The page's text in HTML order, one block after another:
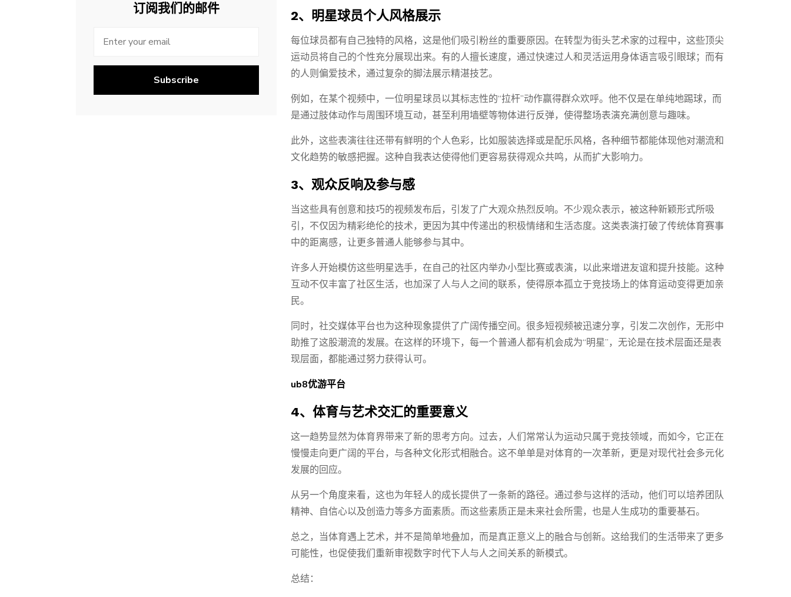
订阅我们的邮件
Subscribe
2、明星球员个人风格展示
每位球员都有自己独特的风格，这是他们吸引粉丝的重要原因。在转型为街头艺术家的过程中，这些顶尖
运动员将自己的个性充分展现出来。有的人擅长速度，通过快速过人和灵活运用身体语言吸引眼球；而有
的人则偏爱技术，通过复杂的脚法展示精湛技艺。
例如，在某个视频中，一位明星球员以其标志性的“拉杆”动作赢得群众欢呼。他不仅是在单纯地踢球，而
是通过肢体动作与周围环境互动，甚至利用墙壁等物体进行反弹，使得整场表演充满创意与趣味。
此外，这些表演往往还带有鲜明的个人色彩，比如服装选择或是配乐风格，各种细节都能体现他对潮流和
文化趋势的敏感把握。这种自我表达使得他们更容易获得观众共鸣，从而扩大影响力。
3、观众反响及参与感
当这些具有创意和技巧的视频发布后，引发了广大观众热烈反响。不少观众表示，被这种新颖形式所吸
引，不仅因为精彩绝伦的技术，更因为其中传递出的积极情绪和生活态度。这类表演打破了传统体育赛事
中的距离感，让更多普通人能够参与其中。
许多人开始模仿这些明星选手，在自己的社区内举办小型比赛或表演，以此来增进友谊和提升技能。这种
互动不仅丰富了社区生活，也加深了人与人之间的联系，使得原本孤立于竞技场上的体育运动变得更加亲
民。
同时，社交媒体平台也为这种现象提供了广阔传播空间。很多短视频被迅速分享，引发二次创作，无形中
助推了这股潮流的发展。在这样的环境下，每一个普通人都有机会成为“明星”，无论是在技术层面还是表
现层面，都能通过努力获得认可。
ub8优游平台
4、体育与艺术交汇的重要意义
这一趋势显然为体育界带来了新的思考方向。过去，人们常常认为运动只属于竞技领域，而如今，它正在
慢慢走向更广阔的平台，与各种文化形式相融合。这不单单是对体育的一次革新，更是对现代社会多元化
发展的回应。
从另一个角度来看，这也为年轻人的成长提供了一条新的路径。通过参与这样的活动，他们可以培养团队
精神、自信心以及创造力等多方面素质。而这些素质正是未来社会所需，也是人生成功的重要基石。
总之，当体育遇上艺术，并不是简单地叠加，而是真正意义上的融合与创新。这给我们的生活带来了更多
可能性，也促使我们重新审视数字时代下人与人之间关系的新模式。
总结：